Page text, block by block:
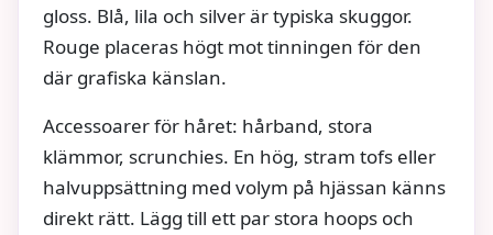
gloss. Blå, lila och silver är typiska skuggor.
Rouge placeras högt mot tinningen för den
där grafiska känslan.
Accessoarer för håret: hårband, stora
klämmor, scrunchies. En hög, stram tofs eller
halvuppsättning med volym på hjässan känns
direkt rätt. Lägg till ett par stora hoops och